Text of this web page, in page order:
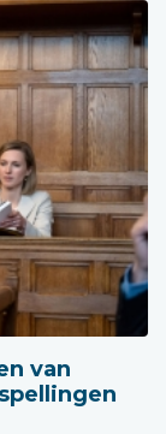
van